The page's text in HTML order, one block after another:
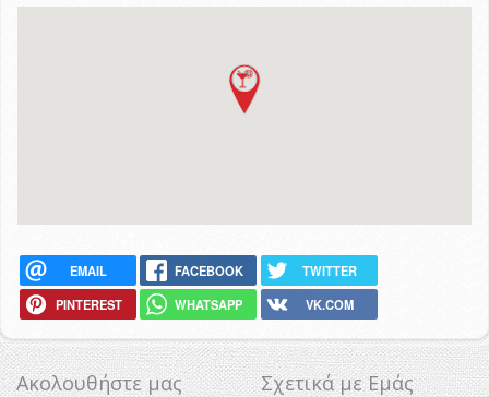
EMAIL FACEBOOK
TWITTER
PINTEREST
WHATSAPP VK.COM
Ακολουθήστε μας
Σχετικά με Eμάς